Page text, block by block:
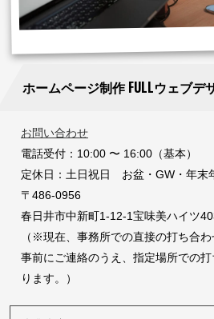
ホームページ制作 FULLウェブデ
お問い合わせ
電話受付：10:00 〜 16:00（基本）
定休日：土日祝日 お盆・GW・年末
〒486-0956
春日井市中新町1-12-1宝味美ハイツ
（※現在、事務所での直接の打ち合わ
事前にご連絡のうえ、指定場所での
ります。）